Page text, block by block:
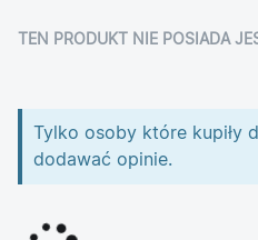
TEN PRODUKT NIE POSIADA
Tylko osoby które kupiły
dodawać opinie.